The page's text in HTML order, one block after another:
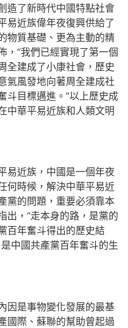
造了新時代中國特點社會
易近族偉年夜復興供給了
物質基礎、更為主動的精
，“我們已經實現了第一個
全建成了小康社會，歷史
氣風發地向著周全建成社
斗目標邁進。”以上歷史成
中華平易近族和人類文明
易近族，中國是一個年夜
何時候，解決中華平易近
黨的問題，重要必須靠本
出，“走本身的路，是黨的
百年奮斗得出的歷史結
中國共產黨百年奮斗的生
因是事物變化發展的最基
國際、蘇聯的幫助曾起過